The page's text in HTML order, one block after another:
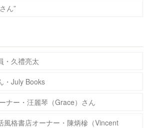
ん”
・久禮亮太
・July Books
ナー・汪麗琴（Grace）さん
風格書店オーナー・陳炳槮（Vincent